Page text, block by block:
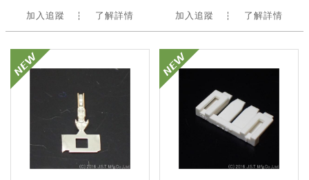
加入追蹤 了解詳情 加入追蹤 了解詳情